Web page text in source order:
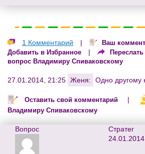
1 Комментарий | Ваш
Добавить в Избранное | Переслать
вопрос Владимиру Спиваковскому
27.01.2014, 21:25 Женя: Одно другому
Оставить свой комментарий |
Владимиру Спиваковскому
Вопрос
Стратег
24.01.2014